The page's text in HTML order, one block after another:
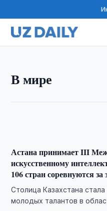
В мире
возобновляемой
аналитики ORF
Астана принимает III
искусственному
106 стран соревнуются
Столица Казахстана
молодых талантов в